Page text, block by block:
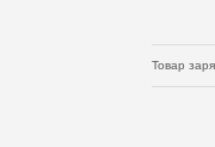
Товар